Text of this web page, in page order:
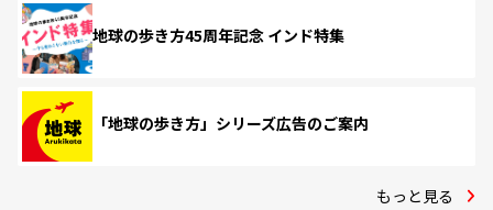
地球の歩き方45周年記念 インド特集
「地球の歩き方」シリーズ広告のご案内
もっと見る